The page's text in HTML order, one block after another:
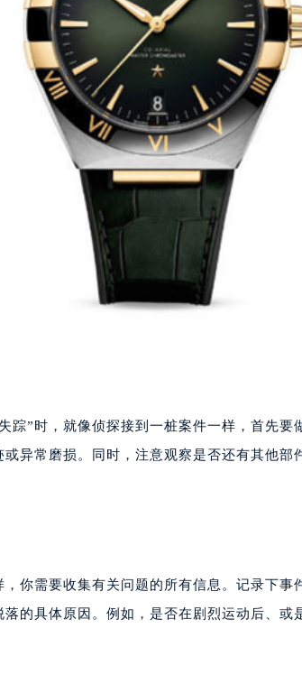
踪”时，就像侦探接到一桩案件一样，首先要
异常磨损。同时，注意观察是否还有其他部
你需要收集有关问题的所有信息。记录下事
的具体原因。例如，是否在剧烈运动后、或